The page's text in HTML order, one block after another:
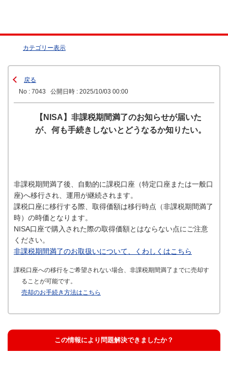
カテゴリー表示
戻る
No : 7043
公開日時 : 2025/10/03 00:00
【NISA】非課税期間満了のお知らせが届いた
が、何も手続きしないとどうなるか知りたい。
非課税期間満了後、自動的に課税口座（特定口座または一般口
座)へ移行され、運用が継続されます。
課税口座に移行する際、取得価額は移行時点（非課税期間満了
時）の時価となります。
NISA口座で購入された際の取得価額とはならない点にご注意
ください。
非課税期間満了のお取扱いについて、くわしくはこちら
課税口座への移行をご希望されない場合、非課税期間満了までに売却す
ることが可能です。
売却のお手続き方法はこちら
この情報により問題解決できましたか？